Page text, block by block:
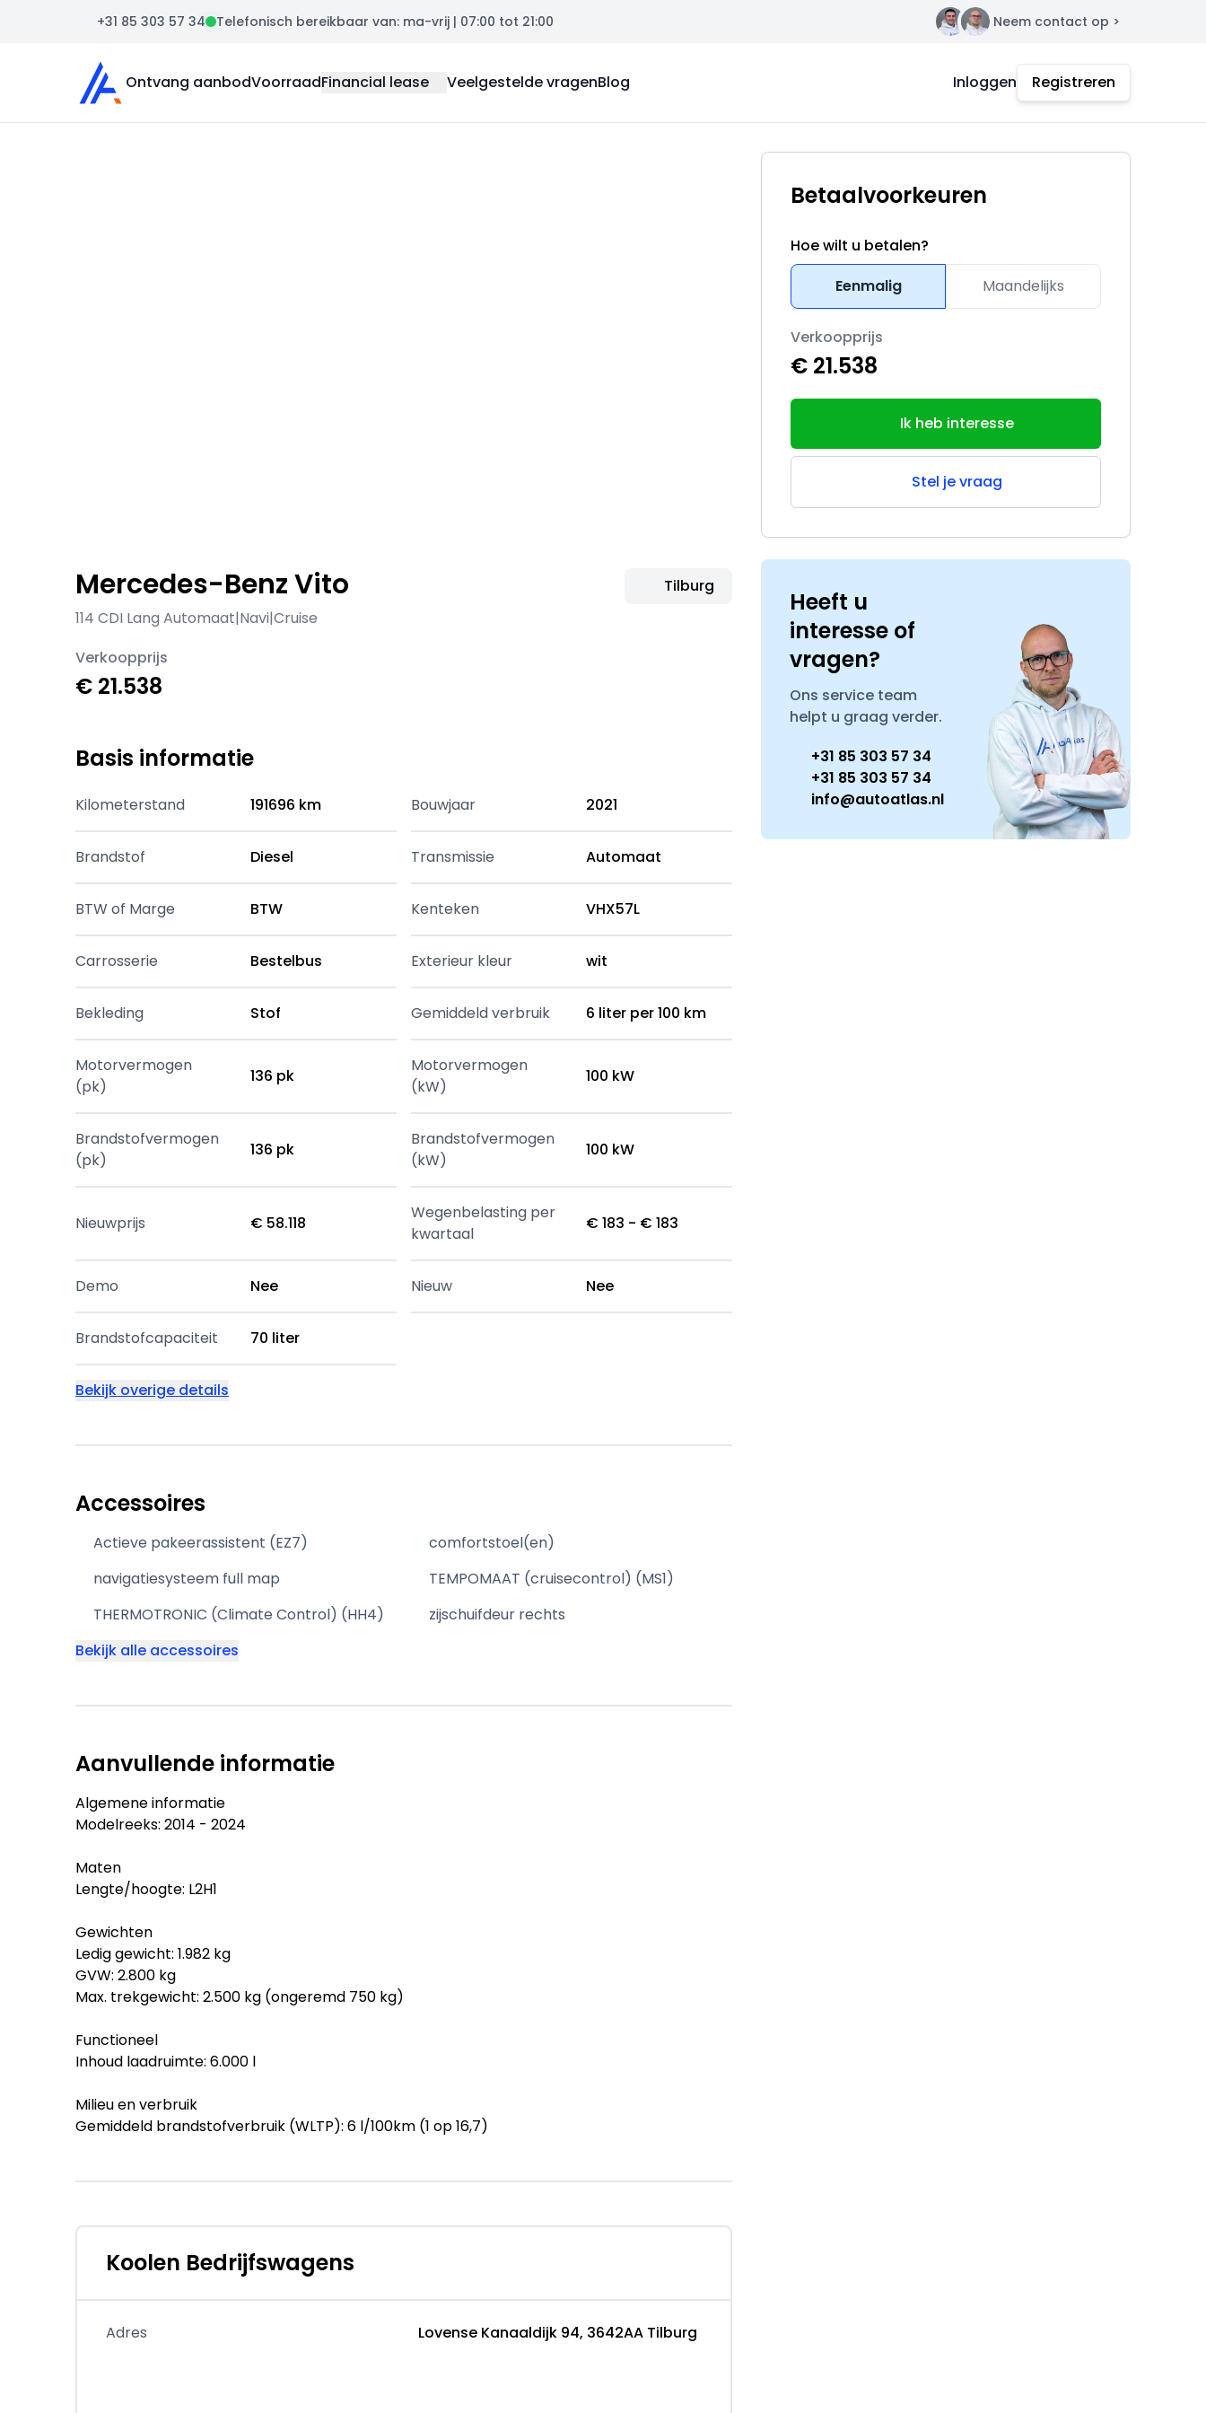
+31 85 303 57 34 Telefonisch bereikbaar van: ma-vrij | 07:00 tot 21:00 Contact Neem contact op >
Auto Atlas
Ontvang aanbodVoorraadFinancial lease Veelgestelde vragenBlog Inloggen Registreren
Mercedes-Benz Vito
114 CDI Lang Automaat|Navi|Cruise
Tilburg
Verkoopprijs
€ 21.538
Betaalvoorkeuren
Hoe wilt u betalen?
Eenmalig
Maandelijks
Verkoopprijs
€ 21.538
Ik heb interesse
Stel je vraag
Heeft u
interesse of
vragen?
Ons service team
helpt u graag verder.
+31 85 303 57 34
+31 85 303 57 34
info@autoatlas.nl
Basis informatie
Kilometerstand 191696 km Bouwjaar 2021
Brandstof Diesel Transmissie Automaat
BTW of Marge BTW Kenteken VHX57L
Carrosserie Bestelbus Exterieur kleur wit
Bekleding Stof Gemiddeld verbruik 6 liter per 100 km
Motorvermogen
(pk)
136 pk
Motorvermogen
(kW)
100 kW
Brandstofvermogen
(pk)
136 pk
Brandstofvermogen
(kW)
100 kW
Nieuwprijs € 58.118
Wegenbelasting per
kwartaal
€ 183 - € 183
Demo Nee Nieuw Nee
Brandstofcapaciteit 70 liter
Bekijk overige details
Accessoires
Actieve pakeerassistent (EZ7)
comfortstoel(en)
navigatiesysteem full map
TEMPOMAAT (cruisecontrol) (MS1)
THERMOTRONIC (Climate Control) (HH4)
zijschuifdeur rechts
Bekijk alle accessoires
Aanvullende informatie
Algemene informatie
Modelreeks: 2014 - 2024
Maten
Lengte/hoogte: L2H1
Gewichten
Ledig gewicht: 1.982 kg
GVW: 2.800 kg
Max. trekgewicht: 2.500 kg (ongeremd 750 kg)
Functioneel
Inhoud laadruimte: 6.000 l
Milieu en verbruik
Gemiddeld brandstofverbruik (WLTP): 6 l/100km (1 op 16,7)
Staat
Technische staat: goed
Optische staat: goed
Koolen Bedrijfswagens
Adres Lovense Kanaaldijk 94, 3642AA Tilburg